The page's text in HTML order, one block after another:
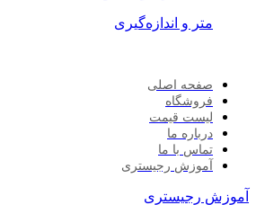
متر و اندازه‌گیری
صفحه اصلی
فروشگاه
لیست قیمت
درباره ما
تماس با ما
آموزش رجیستری
رجیستری